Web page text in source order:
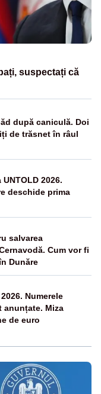
suspectați că
după caniculă. Doi
de trăsnet în râul
2026.
deschide prima
salvarea
Cum vor fi
Dunăre
Numerele
anunțate. Miza
de euro